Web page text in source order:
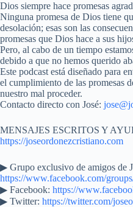
Dios siempre hace promesas
Ninguna promesa de Dios tiene
desolación; esas son las
promesas que Dios hace a sus
Pero, al cabo de un tiempo
debido a que no hemos querido
Este podcast está diseñado para
el cumplimiento de las promesas
nuestro mal proceder.
Contacto directo con José:
MENSAJES ESCRITOS Y
https://joseordonezcristiano.com
▶︎ Grupo exclusivo de amigos de
https://www.facebook.com/
▶ Facebook: https://
▶ Twitter: https://twitter.com/